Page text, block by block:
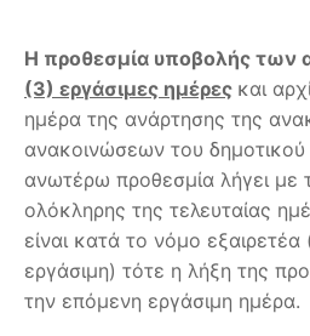
Η προθεσμία υποβολής των
(3) εργάσιμες ημέρες και
ημέρα της ανάρτησης της
ανακοινώσεων του
ανωτέρω προθεσμία λήγει µε
ολόκληρης της τελευταίας
είναι κατά το νόμο
εργάσιμη) τότε η λήξη της
την επόμενη εργάσιμη ημέρα.